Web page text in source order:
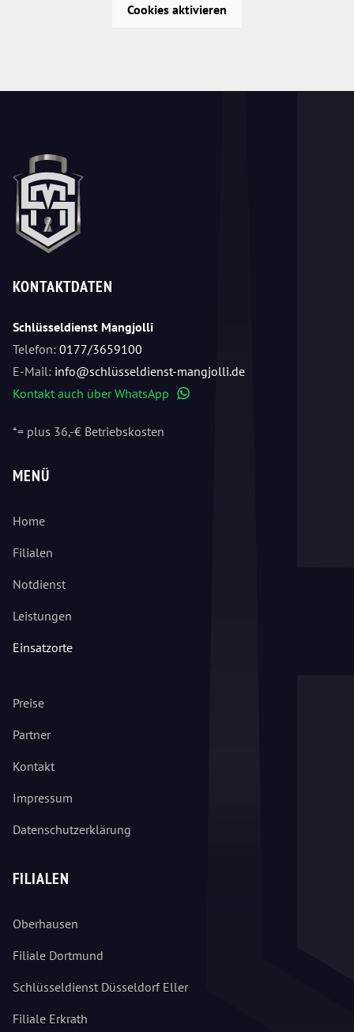
Cookies aktivieren
KONTAKTDATEN
Schlüsseldienst Mangjolli
Telefon: 0177/3659100
E-Mail: info@schlüsseldienst-mangjolli.de
Kontakt auch über WhatsApp
*= plus 36,-€ Betriebskosten
MENÜ
Home
Filialen
Notdienst
Leistungen
Einsatzorte
Preise
Partner
Kontakt
Impressum
Datenschutzerklärung
FILIALEN
Oberhausen
Filiale Dortmund
Schlüsseldienst Düsseldorf Eller
Filiale Erkrath